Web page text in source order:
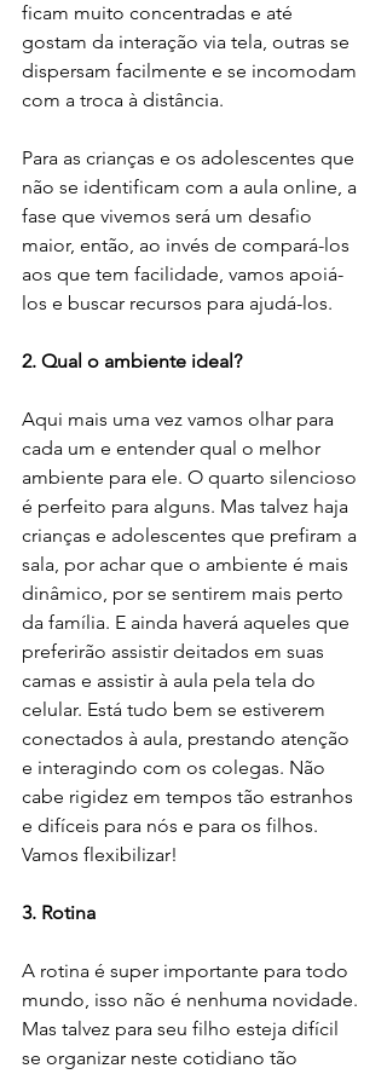
ficam muito concentradas e até
gostam da interação via tela, outras se
dispersam facilmente e se incomodam
com a troca à distância.
Para as crianças e os adolescentes que
não se identificam com a aula online, a
fase que vivemos será um desafio
maior, então, ao invés de compará-los
aos que tem facilidade, vamos apoiá-
los e buscar recursos para ajudá-los.
2. Qual o ambiente ideal?
Aqui mais uma vez vamos olhar para
cada um e entender qual o melhor
ambiente para ele. O quarto silencioso
é perfeito para alguns. Mas talvez haja
crianças e adolescentes que prefiram a
sala, por achar que o ambiente é mais
dinâmico, por se sentirem mais perto
da família. E ainda haverá aqueles que
preferirão assistir deitados em suas
camas e assistir à aula pela tela do
celular. Está tudo bem se estiverem
conectados à aula, prestando atenção
e interagindo com os colegas. Não
cabe rigidez em tempos tão estranhos
e difíceis para nós e para os filhos.
Vamos flexibilizar!
3. Rotina
A rotina é super importante para todo
mundo, isso não é nenhuma novidade.
Mas talvez para seu filho esteja difícil
se organizar neste cotidiano tão